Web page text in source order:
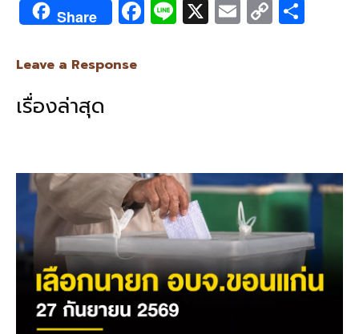
Share F
k
Li X E C
Leave a Response
เรื่องล่าสุด